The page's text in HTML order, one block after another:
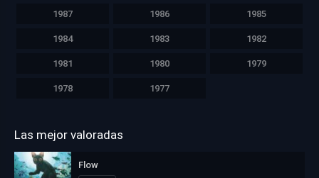
1987 1986 1985
1984 1983 1982
1981 1980 1979
1978 1977
Las mejor valoradas
Flow